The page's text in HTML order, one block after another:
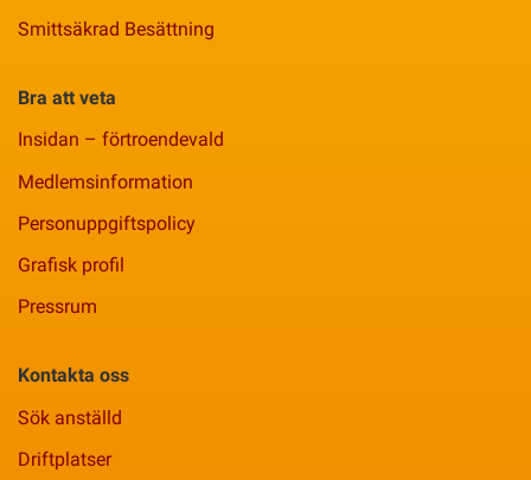
Smittsäkrad Besättning
Bra att veta
Insidan – förtroendevald
Medlemsinformation
Personuppgiftspolicy
Grafisk profil
Pressrum
Kontakta oss
Sök anställd
Driftplatser